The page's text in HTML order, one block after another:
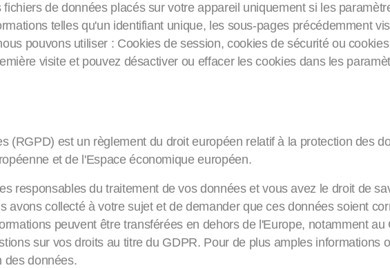
de données placés sur votre appareil uniquement si les
telles qu'un identifiant unique, les sous-pages précédemment
pouvons utiliser : Cookies de session, cookies de sécurité ou
visite et pouvez désactiver ou effacer les cookies dans les
(RGPD) est un règlement du droit européen relatif à la protection des
et de l'Espace économique européen.
responsables du traitement de vos données et vous avez le droit de
avons collecté à votre sujet et de demander que ces données soient
peuvent être transférées en dehors de l'Europe, notamment au
sur vos droits au titre du GDPR. Pour de plus amples informations
des données.